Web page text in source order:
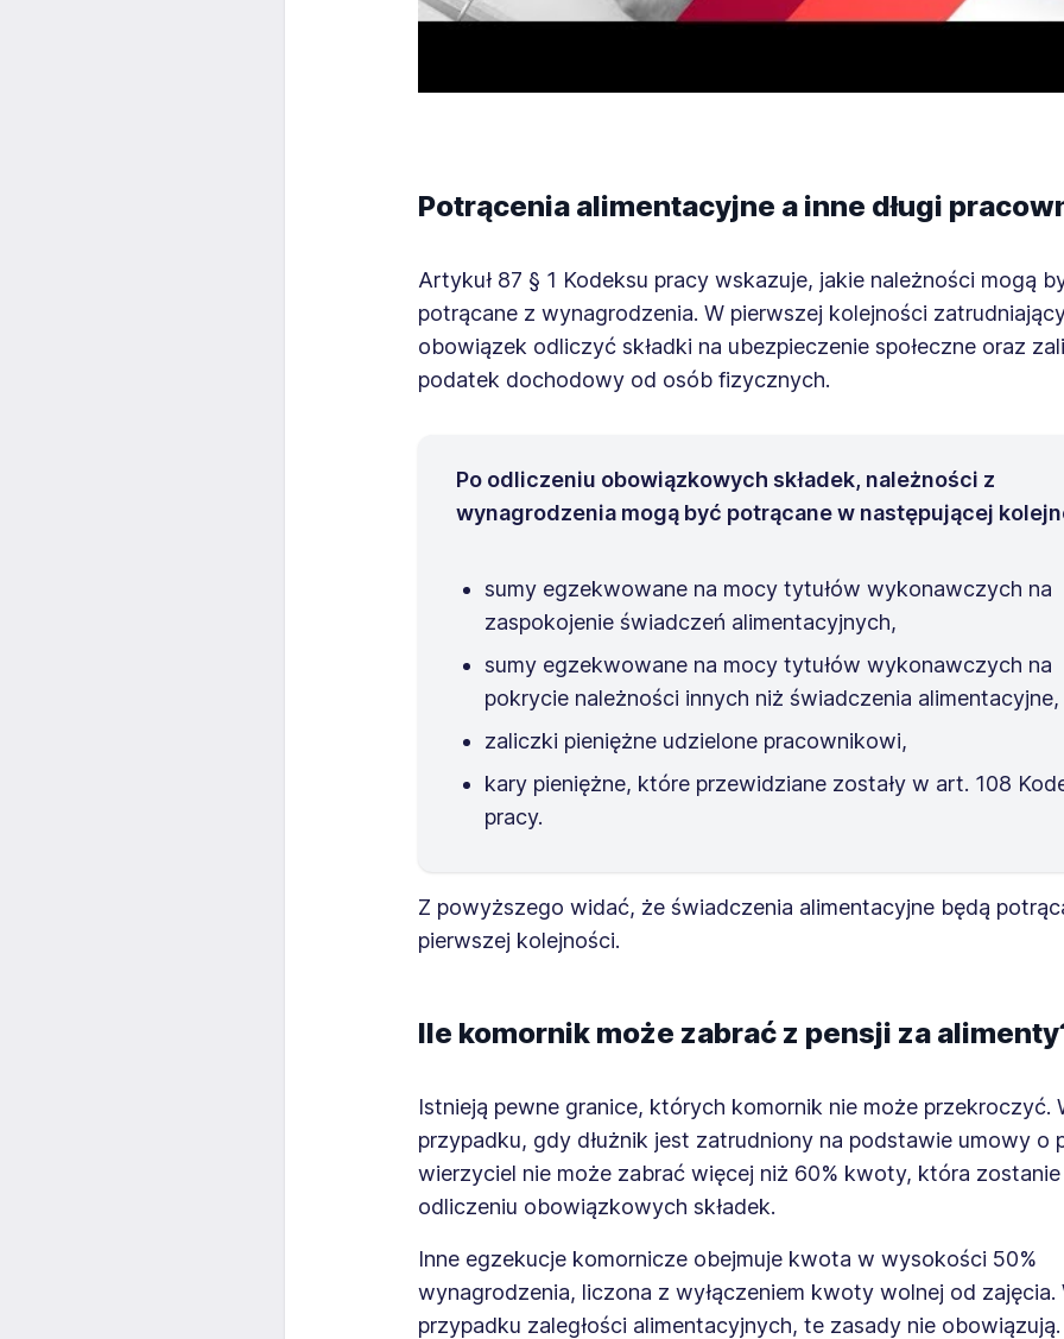
Potrącenia alimentacyjne a inne długi
Artykuł 87 § 1 Kodeksu pracy wskazuje, jakie należności mogą
potrącane z wynagrodzenia. W pierwszej kolejności
obowiązek odliczyć składki na ubezpieczenie społeczne oraz
podatek dochodowy od osób fizycznych.
Po odliczeniu obowiązkowych składek, należności z
wynagrodzenia mogą być potrącane w następującej
sumy egzekwowane na mocy tytułów wykonawczych na
zaspokojenie świadczeń alimentacyjnych,
sumy egzekwowane na mocy tytułów wykonawczych na
pokrycie należności innych niż świadczenia alimentacyjne,
zaliczki pieniężne udzielone pracownikowi,
kary pieniężne, które przewidziane zostały w art. 108
pracy.
Z powyższego widać, że świadczenia alimentacyjne będą
pierwszej kolejności.
Ile komornik może zabrać z pensji za
Istnieją pewne granice, których komornik nie może przekroczyć.
przypadku, gdy dłużnik jest zatrudniony na podstawie umowy o
wierzyciel nie może zabrać więcej niż 60% kwoty, która
odliczeniu obowiązkowych składek.
Inne egzekucje komornicze obejmuje kwota w wysokości 50%
wynagrodzenia, liczona z wyłączeniem kwoty wolnej od zajęcia.
przypadku zaległości alimentacyjnych, te zasady nie obowiązują.